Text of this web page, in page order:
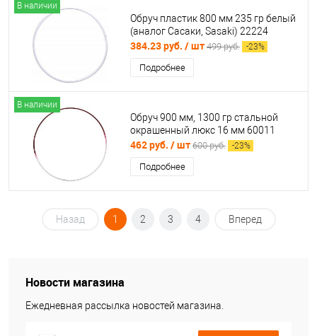
В наличии
Обруч пластик 800 мм 235 гр белый
(аналог Сасаки, Sasaki) 22224
384.23 руб. / шт 499 руб. -23%
Подробнее
В наличии
Обруч 900 мм, 1300 гр стальной
окрашенный люкс 16 мм 60011
462 руб. / шт 600 руб. -23%
Подробнее
Назад 1 2 3 4 Вперед
Новости магазина
Ежедневная рассылка новостей магазина.